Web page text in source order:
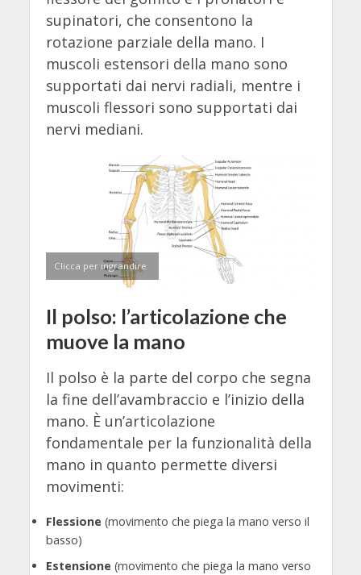
supinatori, che consentono la
rotazione parziale della mano. I
muscoli estensori della mano sono
supportati dai nervi radiali, mentre i
muscoli flessori sono supportati dai
nervi mediani.
Clicca per ingrandire
Il polso: l’articolazione che
muove la mano
Il polso è la parte del corpo che segna
la fine dell’avambraccio e l’inizio della
mano. È un’articolazione
fondamentale per la funzionalità della
mano in quanto permette diversi
movimenti:
Flessione (movimento che piega la mano verso il
basso)
Estensione (movimento che piega la mano verso